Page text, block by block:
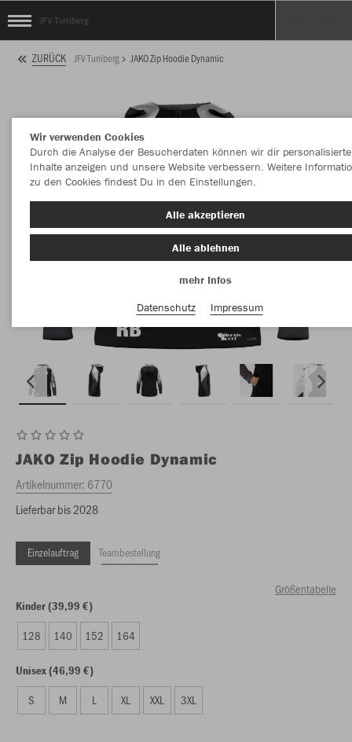
JFV Tuniberg
ZURÜCK JFV Tuniberg JAKO Zip Hoodie Dynamic
JAKO Zip Hoodie Dynamic
Artikelnummer: 6770
Lieferbar bis 2028
Einzelauftrag Teambestellung
Größentabelle
Kinder (39,99 €)
128 140 152 164
Unisex (46,99 €)
S M L XL XXL 3XL
Wir verwenden Cookies
Durch die Analyse der Besucherdaten können wir dir personalisierte
Inhalte anzeigen und unsere Website verbessern. Weitere
zu den Cookies findest Du in den Einstellungen.
Alle akzeptieren
Alle ablehnen
mehr Infos
Datenschutz
Impressum